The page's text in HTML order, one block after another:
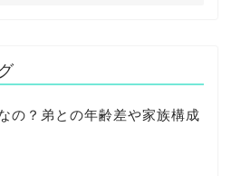
の？弟との年齢差や家族構成